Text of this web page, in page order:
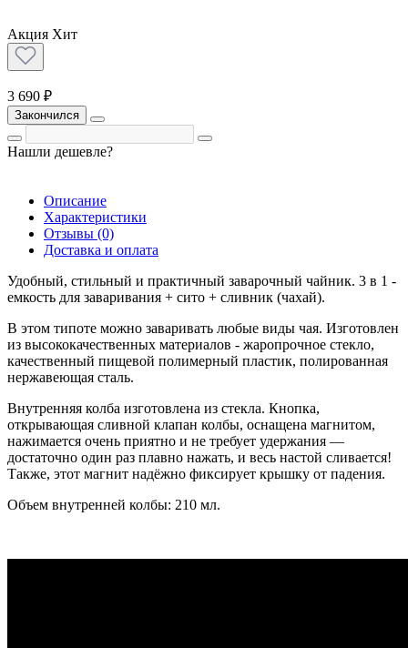
Акция Хит
3 690 ₽
Закончился
Нашли дешевле?
Описание
Характеристики
Отзывы (0)
Доставка и оплата
Удобный, стильный и практичный заварочный чайник. 3 в 1 -
емкость для заваривания + сито + сливник (чахай).
В этом типоте можно заваривать любые виды чая. Изготовлен
из высококачественных материалов - жаропрочное стекло,
качественный пищевой полимерный пластик, полированная
нержавеющая сталь.
Внутренняя колба изготовлена из стекла. Кнопка,
открывающая сливной клапан колбы, оснащена магнитом,
нажимается очень приятно и не требует удержания —
достаточно один раз плавно нажать, и весь настой сливается!
Также, этот магнит надёжно фиксирует крышку от падения.
Объем внутренней колбы: 210 мл.